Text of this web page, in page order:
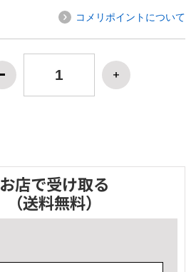
コメリポイントについて
お店で受け取る
（送料無料）